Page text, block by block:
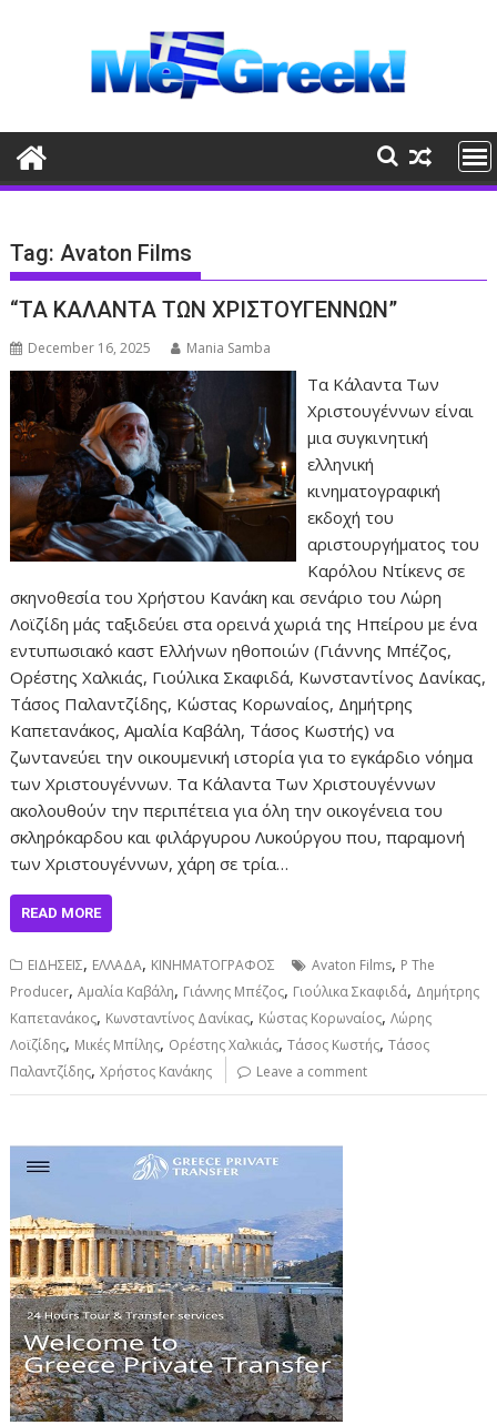
Tag:Avaton Films
“ΤΑ ΚΑΛΑΝΤΑ ΤΩΝ ΧΡΙΣΤΟΥΓΕΝΝΩΝ”
December 16, 2025 Mania Samba
Τα Κάλαντα Των
Χριστουγέννων είναι
μια συγκινητική
ελληνική
κινηματογραφική
εκδοχή του
αριστουργήματος του
Καρόλου Ντίκενς σε
σκηνοθεσία του Χρήστου Κανάκη και σενάριο του Λώρη
Λοϊζίδη μάς ταξιδεύει στα ορεινά χωριά της Ηπείρου με ένα
εντυπωσιακό καστ Ελλήνων ηθοποιών (Γιάννης Μπέζος,
Ορέστης Χαλκιάς, Γιούλικα Σκαφιδά, Κωνσταντίνος Δανίκας,
Τάσος Παλαντζίδης, Κώστας Κορωναίος, Δημήτρης
Καπετανάκος, Αμαλία Καβάλη, Τάσος Κωστής) να
ζωντανεύει την οικουμενική ιστορία για το εγκάρδιο νόημα
των Χριστουγέννων. Τα Κάλαντα Των Χριστουγέννων
ακολουθούν την περιπέτεια για όλη την οικογένεια του
σκληρόκαρδου και φιλάργυρου Λυκούργου που, παραμονή
των Χριστουγέννων, χάρη σε τρία…
READ MORE
ΕΙΔΗΣΕΙΣ, ΕΛΛΑΔΑ, ΚΙΝΗΜΑΤΟΓΡΑΦΟΣ Avaton Films, P The
Producer,Αμαλία Καβάλη, Γιάννης Μπέζος, Γιούλικα Σκαφιδά, Δημήτρης
Καπετανάκος, Κωνσταντίνος Δανίκας, Κώστας Κορωναίος,Λώρης
Λοϊζίδης, Μικές Μπίλης, Ορέστης Χαλκιάς,Τάσος Κωστής,Τάσος
Παλαντζίδης,Χρήστος Κανάκης Leave a comment